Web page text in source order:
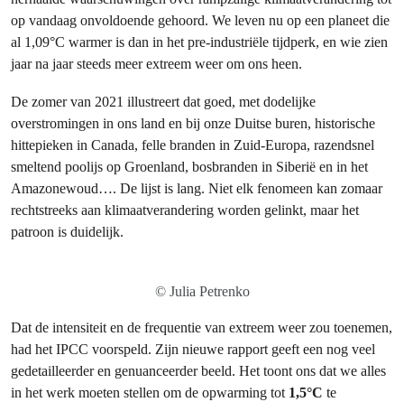
op vandaag onvoldoende gehoord. We leven nu op een planeet die
al 1,09°C warmer is dan in het pre-industriële tijdperk, en wie zien
jaar na jaar steeds meer extreem weer om ons heen.
De zomer van 2021 illustreert dat goed, met dodelijke
overstromingen in ons land en bij onze Duitse buren, historische
hittepieken in Canada, felle branden in Zuid-Europa, razendsnel
smeltend poolijs op Groenland, bosbranden in Siberië en in het
Amazonewoud…. De lijst is lang. Niet elk fenomeen kan zomaar
rechtstreeks aan klimaatverandering worden gelinkt, maar het
patroon is duidelijk.
© Julia Petrenko
Dat de intensiteit en de frequentie van extreem weer zou toenemen,
had het IPCC voorspeld. Zijn nieuwe rapport geeft een nog veel
gedetailleerder en genuanceerder beeld. Het toont ons dat we alles
in het werk moeten stellen om de opwarming tot 1,5°C te